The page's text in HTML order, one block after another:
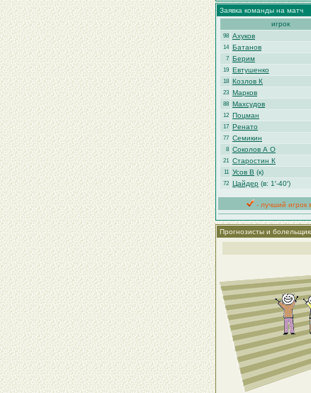
Заявка команды на матч
игрок
98 Ахуков
14 Батанов
7 Берим
19 Евтушенко
18 Козлов К
23 Марков
88 Махсудов
12 Поцман
17 Ренато
77 Семикин
8 Соколов А О
21 Старостин К
11 Усов В (к)
72 Цайдер (в: 1′-40′)
- лучший игрок
Прогнозисты и